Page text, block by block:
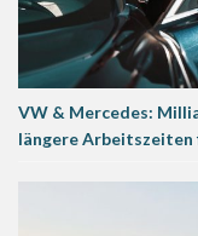
VW & Mercedes:
längere